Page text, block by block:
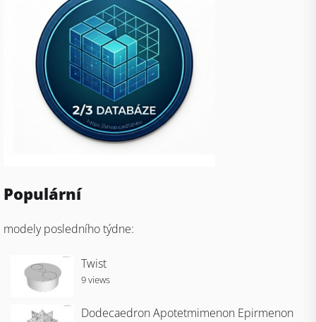
Populární
modely posledního týdne:
Twist
9 views
Dodecaedron Apotetmimenon Epirmenon